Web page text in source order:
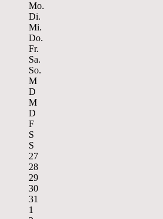
Mo.
Di.
Mi.
Do.
Fr.
Sa.
So.
M
D
M
D
F
S
S
27
28
29
30
31
1